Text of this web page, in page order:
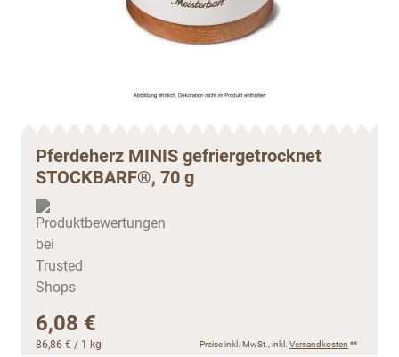
Pferdeherz MINIS gefriergetrocknet
STOCKBARF®, 70 g
6,08 €
86,86 € / 1 kg Preise inkl. MwSt., inkl. Versandkosten **